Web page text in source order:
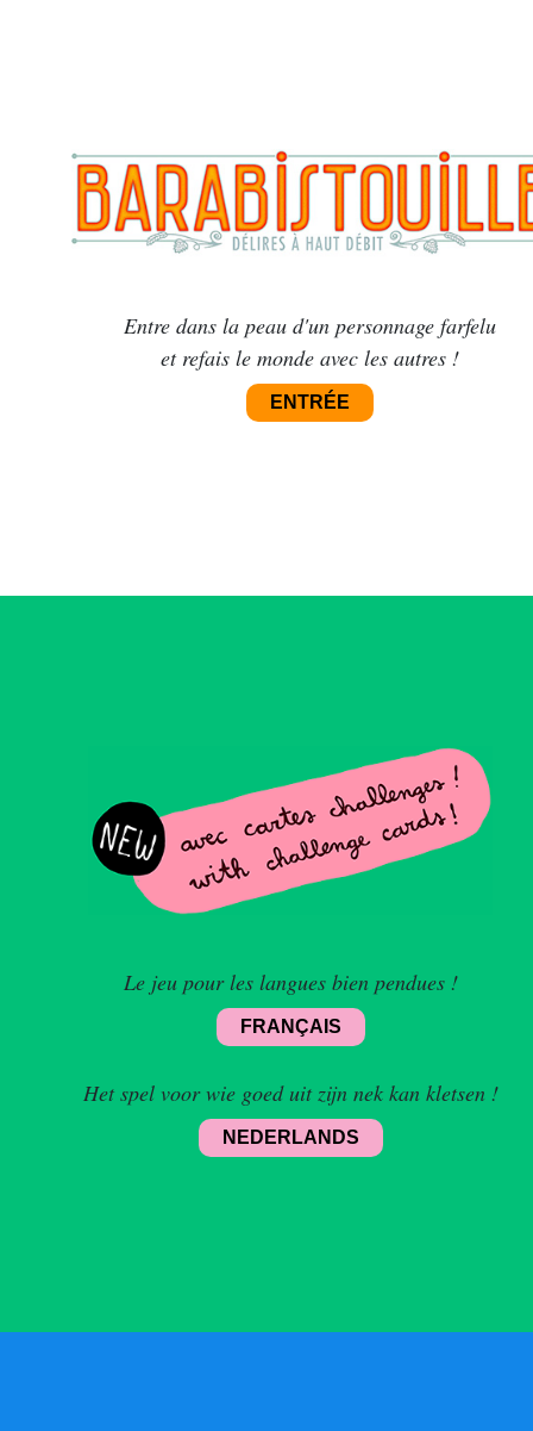
Entre dans la peau d'un personnage farfelu
et refais le monde avec les autres !
ENTRÉE
Le jeu pour les langues bien pendues !
FRANÇAIS
Het spel voor wie goed uit zijn nek kan kletsen !
NEDERLANDS